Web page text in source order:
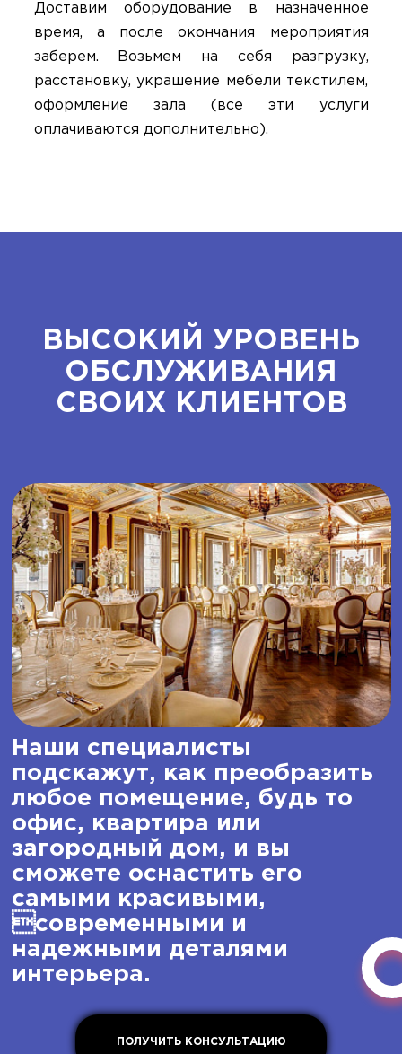
Доставим оборудование в назначенное
время, а после окончания мероприятия
заберем. Возьмем на себя разгрузку,
расстановку, украшение мебели текстилем,
оформление зала (все эти услуги
оплачиваются дополнительно).
ВЫСОКИЙ УРОВЕНЬ
ОБСЛУЖИВАНИЯ
СВОИХ КЛИЕНТОВ
Наши специалисты
подскажут, как преобразить
любое помещение, будь то
офис, квартира или
загородный дом, и вы
сможете оснастить его
самыми красивыми,
современными и
надежными деталями
интерьера.
ПОЛУЧИТЬ КОНСУЛЬТАЦИЮ